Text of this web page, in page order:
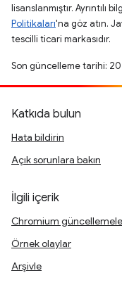
lisanslanmıştır. Ayrıntılı
Politikaları'na göz atın.
tescilli ticari markasıdır.
Son güncelleme tarihi:
Katkıda bulun
Hata bildirin
Açık sorunlara bakın
İlgili içerik
Chromium
Örnek olaylar
Arşivle